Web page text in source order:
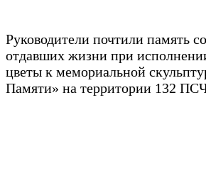
Руководители почтили память
отдавших жизни при
цветы к мемориальной
Памяти» на территории 132